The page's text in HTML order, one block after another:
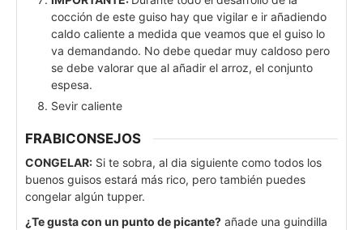
cocción de este guiso hay que vigilar e ir añadiendo
caldo caliente a medida que veamos que el guiso lo
va demandando. No debe quedar muy caldoso pero
se debe valorar que al añadir el arroz, el conjunto
espesa.
Sevir caliente
FRABICONSEJOS
CONGELAR: Si te sobra, al dia siguiente como todos los
buenos guisos estará más rico, pero también puedes
congelar algún tupper.
¿Te gusta con un punto de picante? añade una guindilla